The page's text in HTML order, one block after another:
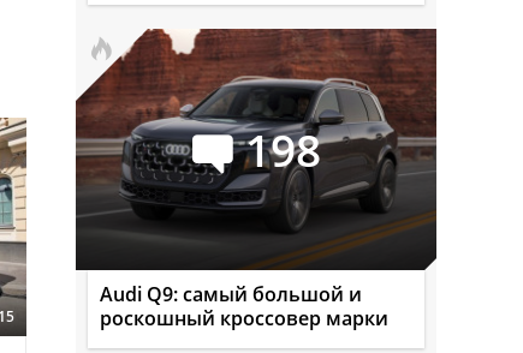
198
Audi Q9: самый большой и
роскошный кроссовер марки